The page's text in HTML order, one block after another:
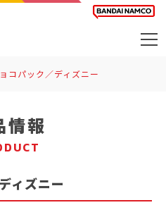
コパック／ディズニー
情報
ィズニー